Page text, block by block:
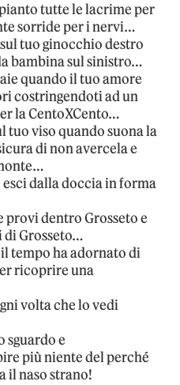
tutte le lacrime per
sorride per i nervi…
tuo ginocchio destro
bambina sul sinistro…
quando il tuo amore
costringendoti ad un
la CentoXCento…
tuo viso quando suona la
di non avercela e
dalla doccia in forma
provi dentro Grosseto e
di Grosseto…
tempo ha adornato di
ricoprire una
volta che lo vedi
sguardo e
più niente del perché
il naso strano!